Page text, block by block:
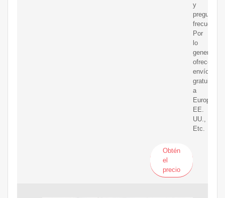
y
preguntas
frecuentes.
Por
lo
general,
ofrecemos
envío
gratuito
a
Europa,
EE.
UU.,
Etc.
Obtén
el
precio